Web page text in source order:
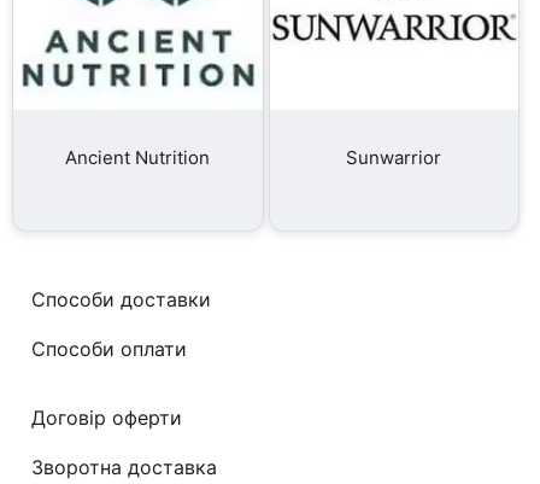
Ancient Nutrition Sunwarrior
Способи доставки
Способи оплати
Договір оферти
Зворотна доставка